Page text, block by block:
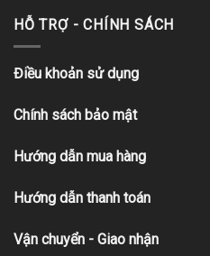
HỖ TRỢ - CHÍNH SÁCH
Điều khoản sử dụng
Chính sách bảo mật
Hướng dẫn mua hàng
Hướng dẫn thanh toán
Vận chuyển - Giao nhận